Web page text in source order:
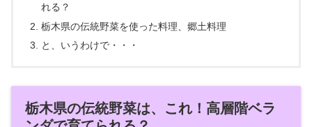
れる？
栃木県の伝統野菜を使った料理、郷土料理
と、いうわけで・・・
栃木県の伝統野菜は、これ！高層階ベラ